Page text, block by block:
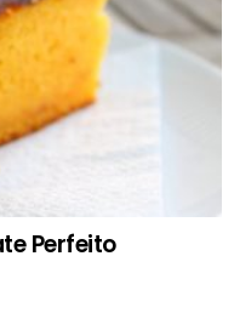
Perfeito